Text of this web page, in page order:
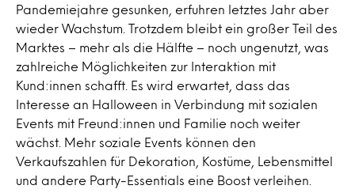
Pandemiejahre gesunken, erfuhren letztes Jahr aber
wieder Wachstum. Trotzdem bleibt ein großer Teil des
Marktes – mehr als die Hälfte – noch ungenutzt, was
zahlreiche Möglichkeiten zur Interaktion mit
Kund:innen schafft. Es wird erwartet, dass das
Interesse an Halloween in Verbindung mit sozialen
Events mit Freund:innen und Familie noch weiter
wächst. Mehr soziale Events können den
Verkaufszahlen für Dekoration, Kostüme, Lebensmittel
und andere Party-Essentials eine Boost verleihen.